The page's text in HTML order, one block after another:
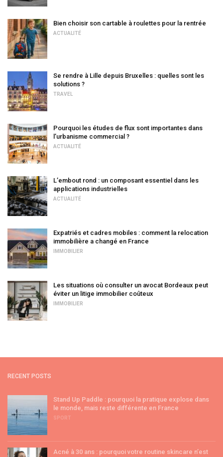
Bien choisir son cartable à roulettes pour la rentrée
ACTUALITÉ
Se rendre à Lille depuis Bruxelles : quelles sont les
solutions ?
TRAVEL
Pourquoi les études de flux sont importantes dans
l’urbanisme commercial ?
ACTUALITÉ
L’embout rond : un composant essentiel dans les
applications industrielles
ACTUALITÉ
Expatriés et cadres mobiles : comment la relocation
immobilière a changé en France
IMMOBILIER
Les situations où consulter un avocat Bordeaux peut
éviter un litige immobilier coûteux
IMMOBILIER
RECENT POSTS
Stand Up Paddle : pourquoi la pratique explose dans
le monde, mais reste différente en France
SPORT
Acné à 30 ans : pourquoi votre routine skincare n’est